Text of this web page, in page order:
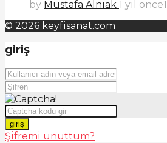
by Mustafa Alnıak 1 yıl önce
© 2026 keyfisanat.com
giriş
giriş
Şifremi unuttum?